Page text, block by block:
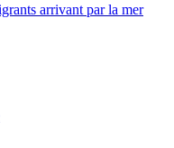
arrivant par la mer